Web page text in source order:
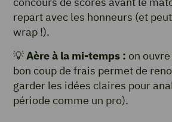
repart avec les honneurs (et
wrap !).
💡Aère à la mi-temps : on
bon coup de frais permet de
garder les idées claires pour
période comme un pro).